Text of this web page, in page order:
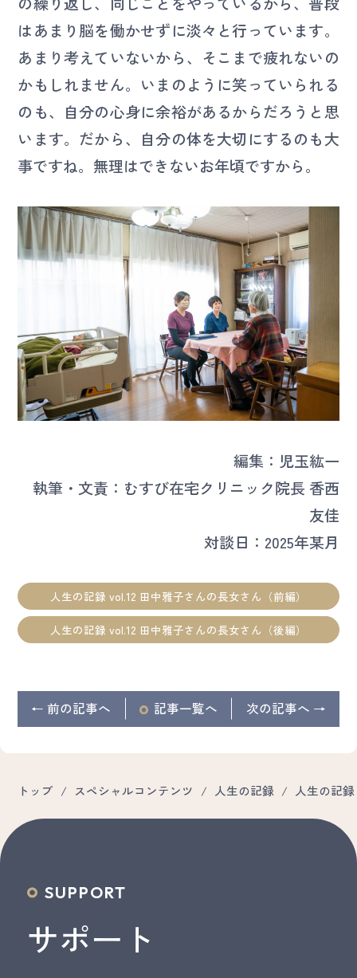
はあまり脳を働かせずに淡々と行っています。
あまり考えていないから、そこまで疲れないの
かもしれません。いまのように笑っていられる
のも、自分の心身に余裕があるからだろうと思
います。だから、自分の体を大切にするのも大
事ですね。無理はできないお年頃ですから。
編集：児玉紘一
執筆・文責：むすび在宅クリニック院長 香西
友佳
対談日：2025年某月
人生の記録 vol.12 田中雅子さんの長女さん（前編）
人生の記録 vol.12 田中雅子さんの長女さん（後編）
← 前の記事へ 記事一覧へ 次の記事へ →
トップ / スペシャルコンテンツ / 人生の記録 / 人生の記
SUPPORT
サポート